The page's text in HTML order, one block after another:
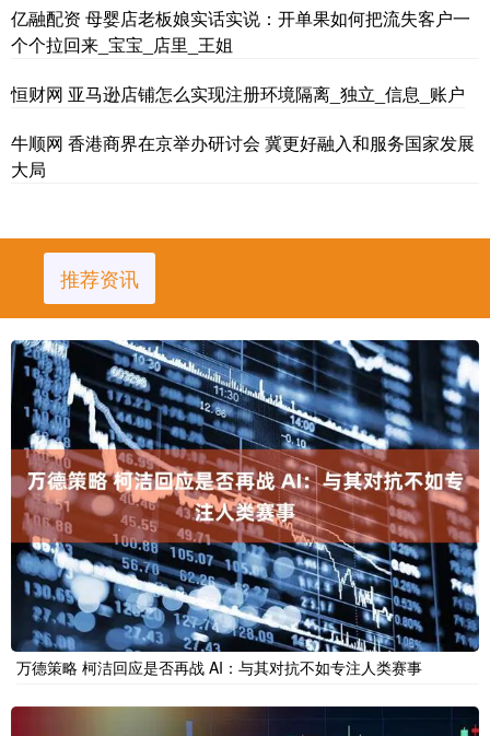
亿融配资 母婴店老板娘实话实说：开单果如何把流失客户一
个个拉回来_宝宝_店里_王姐
恒财网 亚马逊店铺怎么实现注册环境隔离_独立_信息_账户
牛顺网 香港商界在京举办研讨会 冀更好融入和服务国家发展
大局
推荐资讯
万德策略 柯洁回应是否再战 AI：与其对抗不如专注人类赛事